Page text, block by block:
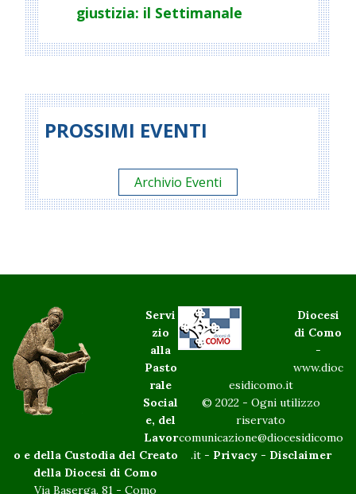
giustizia: il Settimanale
PROSSIMI EVENTI
Archivio Eventi
Servi
zio
alla
Pasto
rale
Social
e, del
Lavor
o e della Custodia del Creato
della Diocesi di Como
Via Baserga, 81 - Como
Diocesi
di Como
-
www.dioc
esidicomo.it
© 2022 - Ogni utilizzo
riservato
comunicazione@diocesidicomo
.it - Privacy- Disclaimer